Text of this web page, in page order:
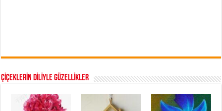
ÇİÇEKLERİN DİLİYLE GÜZELLİKLER